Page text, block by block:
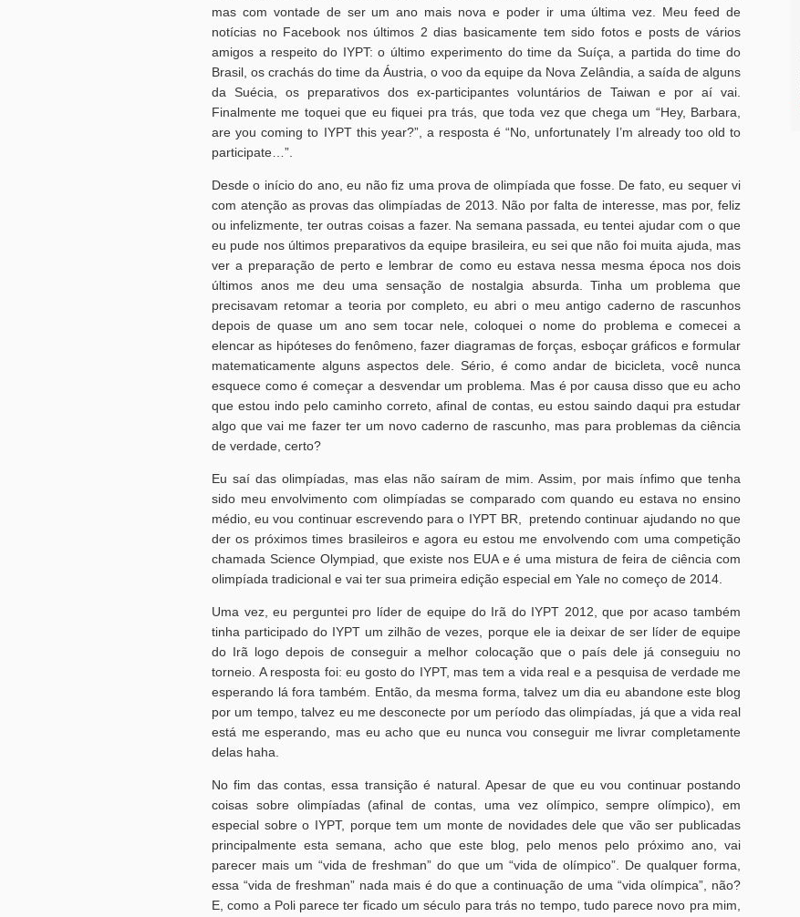
mas com vontade de ser um ano mais nova e poder ir uma última vez. Meu feed de
notícias no Facebook nos últimos 2 dias basicamente tem sido fotos e posts de vários
amigos a respeito do IYPT: o último experimento do time da Suíça, a partida do time do
Brasil, os crachás do time da Áustria, o voo da equipe da Nova Zelândia, a saída de alguns
da Suécia, os preparativos dos ex-participantes voluntários de Taiwan e por aí vai.
Finalmente me toquei que eu fiquei pra trás, que toda vez que chega um “Hey, Barbara,
are you coming to IYPT this year?”, a resposta é “No, unfortunately I’m already too old to
participate…”.
Desde o início do ano, eu não fiz uma prova de olimpíada que fosse. De fato, eu sequer vi
com atenção as provas das olimpíadas de 2013. Não por falta de interesse, mas por, feliz
ou infelizmente, ter outras coisas a fazer. Na semana passada, eu tentei ajudar com o que
eu pude nos últimos preparativos da equipe brasileira, eu sei que não foi muita ajuda, mas
ver a preparação de perto e lembrar de como eu estava nessa mesma época nos dois
últimos anos me deu uma sensação de nostalgia absurda. Tinha um problema que
precisavam retomar a teoria por completo, eu abri o meu antigo caderno de rascunhos
depois de quase um ano sem tocar nele, coloquei o nome do problema e comecei a
elencar as hipóteses do fenômeno, fazer diagramas de forças, esboçar gráficos e formular
matematicamente alguns aspectos dele. Sério, é como andar de bicicleta, você nunca
esquece como é começar a desvendar um problema. Mas é por causa disso que eu acho
que estou indo pelo caminho correto, afinal de contas, eu estou saindo daqui pra estudar
algo que vai me fazer ter um novo caderno de rascunho, mas para problemas da ciência
de verdade, certo?
Eu saí das olimpíadas, mas elas não saíram de mim. Assim, por mais ínfimo que tenha
sido meu envolvimento com olimpíadas se comparado com quando eu estava no ensino
médio, eu vou continuar escrevendo para o IYPT BR, pretendo continuar ajudando no que
der os próximos times brasileiros e agora eu estou me envolvendo com uma competição
chamada Science Olympiad, que existe nos EUA e é uma mistura de feira de ciência com
olimpíada tradicional e vai ter sua primeira edição especial em Yale no começo de 2014.
Uma vez, eu perguntei pro líder de equipe do Irã do IYPT 2012, que por acaso também
tinha participado do IYPT um zilhão de vezes, porque ele ia deixar de ser líder de equipe
do Irã logo depois de conseguir a melhor colocação que o país dele já conseguiu no
torneio. A resposta foi: eu gosto do IYPT, mas tem a vida real e a pesquisa de verdade me
esperando lá fora também. Então, da mesma forma, talvez um dia eu abandone este blog
por um tempo, talvez eu me desconecte por um período das olimpíadas, já que a vida real
está me esperando, mas eu acho que eu nunca vou conseguir me livrar completamente
delas haha.
No fim das contas, essa transição é natural. Apesar de que eu vou continuar postando
coisas sobre olimpíadas (afinal de contas, uma vez olímpico, sempre olímpico), em
especial sobre o IYPT, porque tem um monte de novidades dele que vão ser publicadas
principalmente esta semana, acho que este blog, pelo menos pelo próximo ano, vai
parecer mais um “vida de freshman” do que um “vida de olímpico”. De qualquer forma,
essa “vida de freshman” nada mais é do que a continuação de uma “vida olímpica”, não?
E, como a Poli parece ter ficado um século para trás no tempo, tudo parece novo pra mim,